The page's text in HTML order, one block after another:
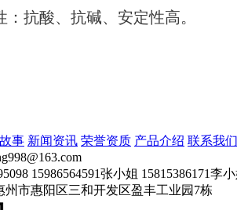
：抗酸、抗碱、安定性高。
事 新闻资讯 荣誉资质 产品介绍 联系我们
15986564591张小姐 15815386171李小
州市惠阳区三和开发区盈丰工业园7栋